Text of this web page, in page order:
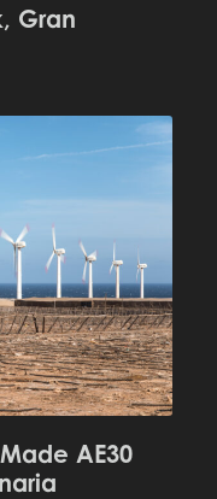
Gran
AE30